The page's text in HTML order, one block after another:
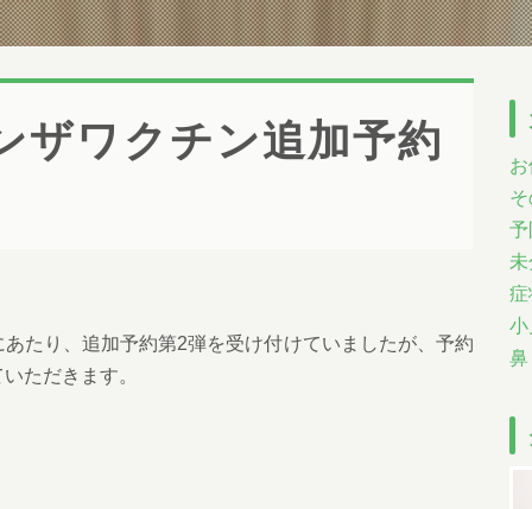
ザワクチン追加予約
たり、追加予約第2弾を受け付けていましたが、予約
ただきます。
予
症
小
鼻